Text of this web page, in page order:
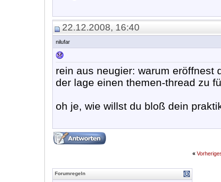
22.12.2008, 16:40
nilufar
rein aus neugier: warum eröffnest
der lage einen themen-thread zu
oh je, wie willst du bloß dein
«
Forumregeln